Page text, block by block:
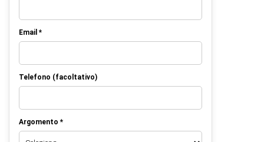
Email *
Telefono (facoltativo)
Argomento *